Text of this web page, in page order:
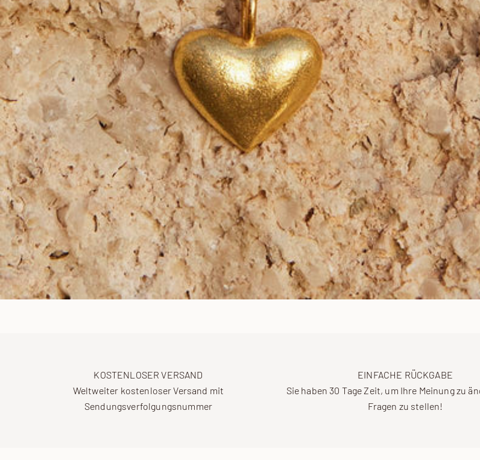
KOSTENLOSER VERSAND
Weltweiter kostenloser Versand mit
Sendungsverfolgungsnummer
EINFACHE RÜCKGABE
Sie haben 30 Tage Zeit, um Ihre Meinung zu
Fragen zu stellen!